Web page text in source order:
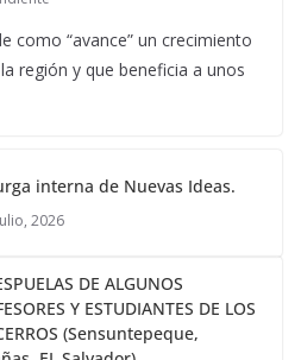
como “avance” un crecimiento
región y que beneficia a unos
interna de Nuevas Ideas.
2026
DE ALGUNOS
Y ESTUDIANTES DE LOS
(Sensuntepeque,